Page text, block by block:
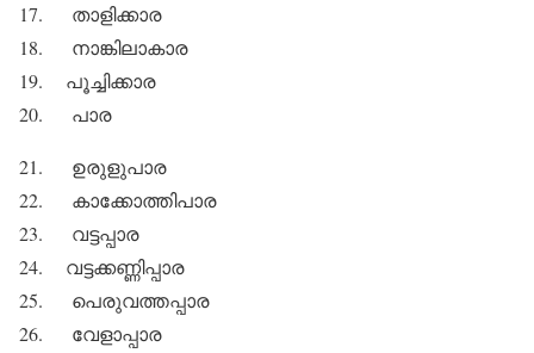
17. താളിക്കാര
18. നാങ്കിലാകാര
19. പൂച്ചിക്കാര
20. പാര
21. ഉരുളുപാര
22. കാക്കോത്തിപാര
23. വട്ടപ്പാര
24. വട്ടക്കണ്ണിപ്പാര
25. പെരുവത്തപ്പാര
26. വേളാപ്പാര